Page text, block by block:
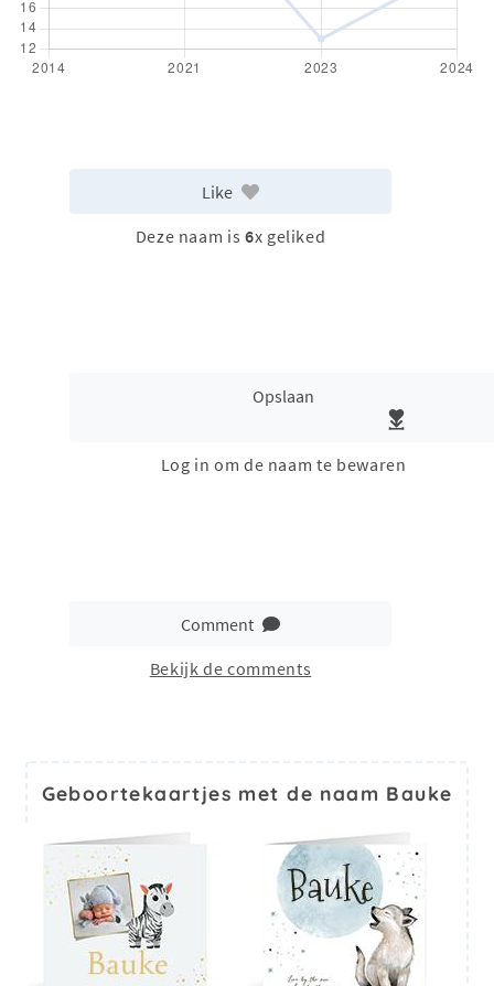
Like
Deze naam is 6x geliked
Opslaan
Log in om de naam te bewaren
Comment
Bekijk de comments
Geboortekaartjes met de naam Bauke